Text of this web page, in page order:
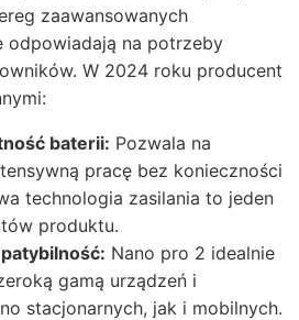
zaawansowanych
odpowiadają na potrzeby
W 2024 roku producent
baterii: Pozwala na
pracę bez konieczności
technologia zasilania to jeden
produktu.
Nano pro 2 idealnie
gamą urządzeń i
stacjonarnych, jak i mobilnych.